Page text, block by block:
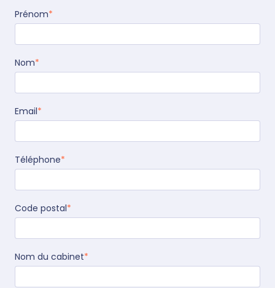
Prénom*
Nom*
Email*
Téléphone*
Code postal*
Nom du cabinet*